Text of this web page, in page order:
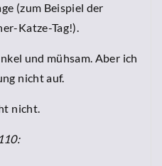
(zum Beispiel der
Katze-Tag!).
und mühsam. Aber ich
nicht auf.
nicht.